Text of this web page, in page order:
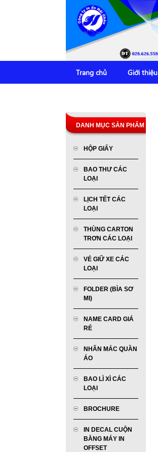
Trang chủ Giới thiệu
DANH MỤC SẢN PHẨM
HỘP GIẤY
BAO THƯ CÁC
LOẠI
LỊCH TẾT CÁC
LOẠI
THÙNG CARTON
TRƠN CÁC LOẠI
VÉ GIỮ XE CÁC
LOẠI
FOLDER (BÌA SƠ
MI)
NAME CARD GIÁ
RẺ
NHÃN MÁC QUẦN
ÁO
BAO LÌ XÌ CÁC
LOẠI
BROCHURE
IN DECAL CUỘN
BẰNG MÁY IN
OFFSET